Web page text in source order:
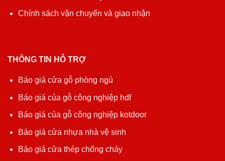
Chính sách vận chuyển và giao nhận
THÔNG TIN HỖ TRỢ
Báo giá cửa gỗ phòng ngủ
Báo giá của gỗ công nghiệp hdf
Báo giá của gỗ công nghiệp kotdoor
Báo giá cửa nhựa nhà vệ sinh
Báo giá cửa thép chống cháy